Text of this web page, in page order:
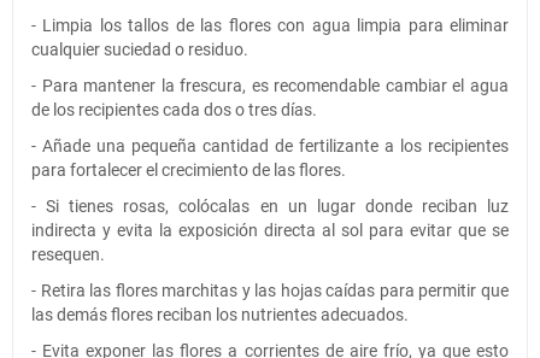
- Limpia los tallos de las flores con agua limpia para eliminar
cualquier suciedad o residuo.
- Para mantener la frescura, es recomendable cambiar el agua
de los recipientes cada dos o tres días.
- Añade una pequeña cantidad de fertilizante a los recipientes
para fortalecer el crecimiento de las flores.
- Si tienes rosas, colócalas en un lugar donde reciban luz
indirecta y evita la exposición directa al sol para evitar que se
resequen.
- Retira las flores marchitas y las hojas caídas para permitir que
las demás flores reciban los nutrientes adecuados.
- Evita exponer las flores a corrientes de aire frío, ya que esto